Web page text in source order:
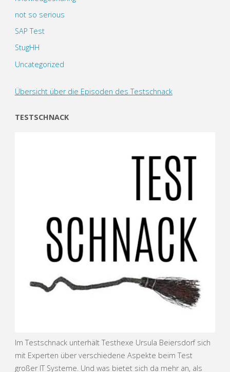
not so serious
SAP Test
StugHH
Uncategorized
Übersicht über die Episoden des Testschnack
TESTSCHNACK
Im Testschnack unterhält Testhexe Ursula Beiersdorf sich
mit Experten über verschiedene Aspekte beim Test
großer IT Systeme. Und was bietet sich da mehr an, als